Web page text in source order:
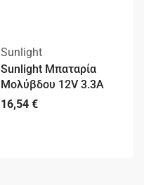
Sunlight
Sunlight Μπαταρία
Μολύβδου 12V 3.3A
16,54 €